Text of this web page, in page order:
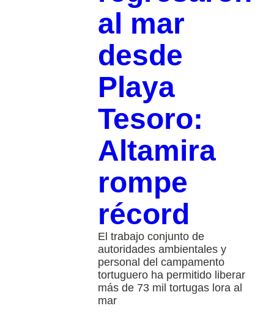
al mar
desde
Playa
Tesoro:
Altamira
rompe
récord
El trabajo conjunto de
autoridades ambientales y
personal del campamento
tortuguero ha permitido liberar
más de 73 mil tortugas lora al
mar